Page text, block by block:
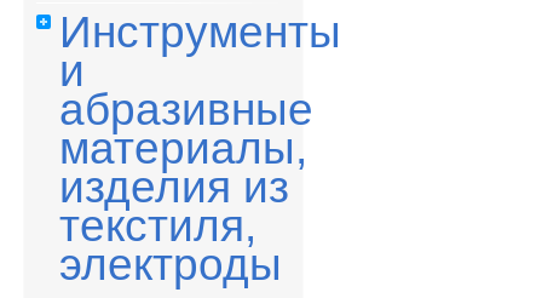
Инструменты
и
абразивные
материалы,
изделия из
текстиля,
электроды